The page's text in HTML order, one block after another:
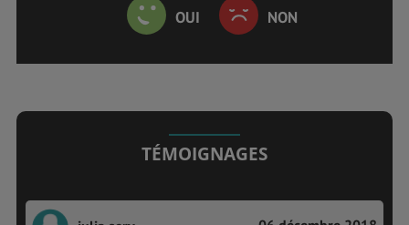
OUI NON
TÉMOIGNAGES